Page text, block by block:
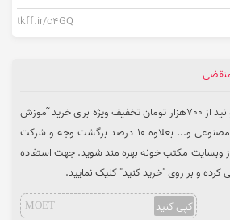
tkff.ir/c4GQ
با استفاده از کدتخفیف میتوانید از 700هزار تومان تخفیف ویژه برای خرید آموزش
برنامه نویسی،شبکه،هوش مصنوعی و... بعلاوه 10 درصد برگشت وجه و شرکت
وبسایت مکتب خونه بهره مند شوید. جهت استفاده
و بر روی "خرید کنید" کلیک نمایید.
کپی کنید MOET